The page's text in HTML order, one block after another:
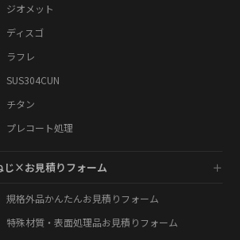
ジオメット
ディスゴ
ラフレ
SUS304CUN
チタン
プレコート処理
じ×お見積りフォーム
規格外品かんたんお見積りフォーム
特殊材質・表面処理品お見積りフォーム